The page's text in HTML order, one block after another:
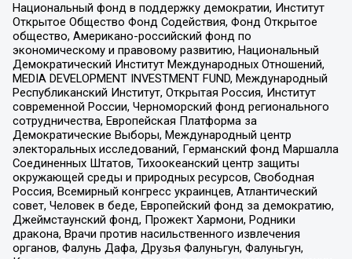
Национальный фонд в поддержку демократии, Институт
Открытое Общество Фонд Содействия, Фонд Открытое
общество, Американо-российский фонд по
экономическому и правовому развитию, Национальный
Демократический Институт Международных Отношений,
MEDIA DEVELOPMENT INVESTMENT FUND, Международный
Республиканский Институт, Открытая Россия, Институт
современной России, Черноморский фонд регионального
сотрудничества, Европейская Платформа за
Демократические Выборы, Международный центр
электоральных исследований, Германский фонд Маршалла
Соединенных Штатов, Тихоокеанский центр защиты
окружающей среды и природных ресурсов, Свободная
Россия, Всемирный конгресс украинцев, Атлантический
совет, Человек в беде, Европейский фонд за демократию,
Джеймстаунский фонд, Прожект Хармони, Родники
дракона, Врачи против насильственного извлечения
органов, Фалунь Дафа, Друзья Фалуньгун, Фалуньгун,